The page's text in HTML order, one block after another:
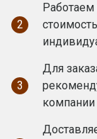
2
3
Для
компании